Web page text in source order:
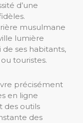
d’une
musulmane
lumière
ses habitants,
touristes.
précisément
en ligne
des outils
des